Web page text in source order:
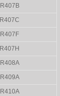
R407B
R407C
R407F
R407H
R408A
R409A
R410A